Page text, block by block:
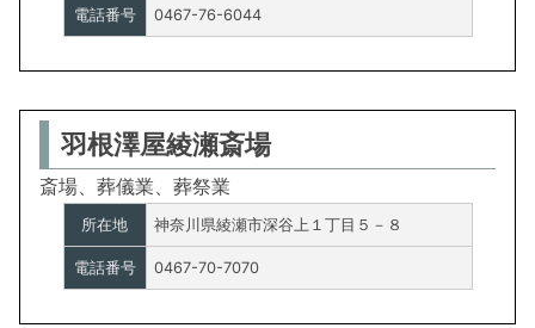
電話番号 0467-76-6044
羽根澤屋綾瀬斎場
斎場、葬儀業、葬祭業
所在地 神奈川県綾瀬市深谷上１丁目５－８
電話番号 0467-70-7070